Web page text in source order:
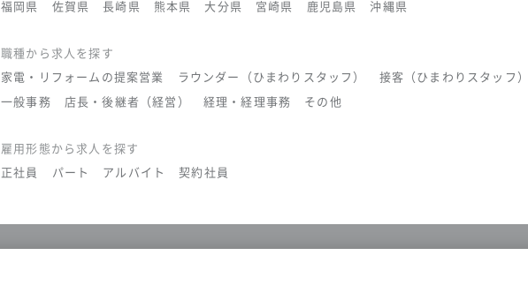
福岡県 佐賀県 長崎県 熊本県 大分県 宮崎県 鹿児島県 沖縄県
職種から求人を探す
家電・リフォームの提案営業 ラウンダー（ひまわりスタッフ） 接客（ひまわりスタッフ）
一般事務 店長・後継者（経営） 経理・経理事務 その他
雇用形態から求人を探す
正社員 パート アルバイト 契約社員